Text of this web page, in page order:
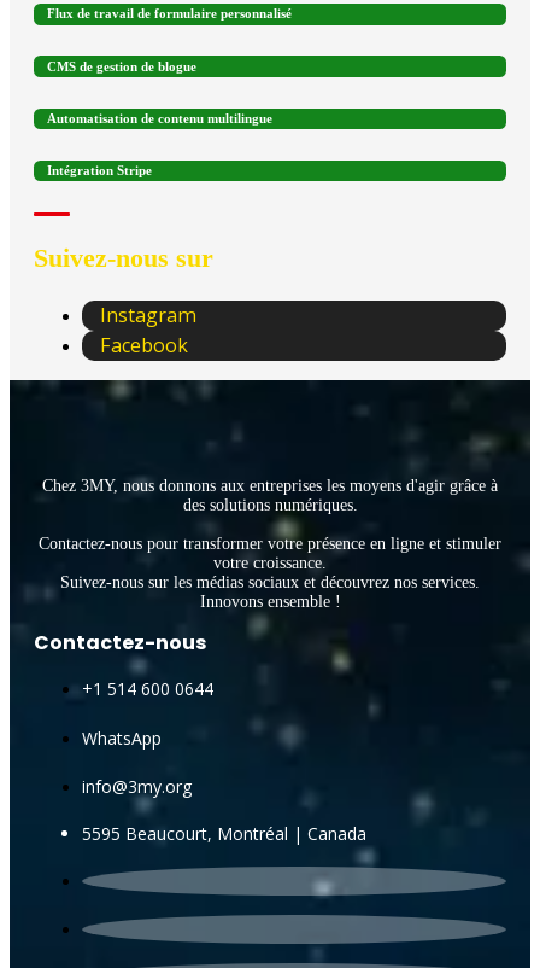
Flux de travail de formulaire personnalisé
CMS de gestion de blogue
Automatisation de contenu multilingue
Intégration Stripe
Suivez-nous sur
Instagram
Facebook
Chez 3MY, nous donnons aux entreprises les moyens d'agir grâce à
des solutions numériques.
Contactez-nous pour transformer votre présence en ligne et stimuler
votre croissance.
Suivez-nous sur les médias sociaux et découvrez nos services.
Innovons ensemble !
Contactez-nous
+1 514 600 0644
WhatsApp
info@3my.org
5595 Beaucourt, Montréal | Canada